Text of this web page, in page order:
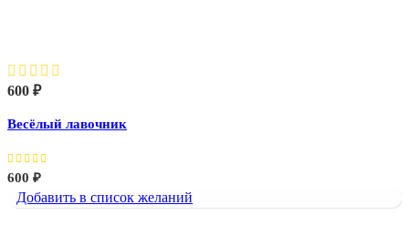
600 ₽
Весёлый лавочник
600 ₽
Добавить в список желаний